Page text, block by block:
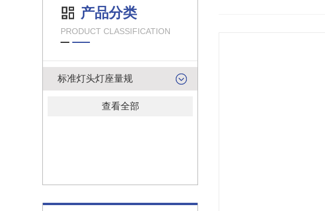
产品分类
PRODUCT CLASSIFICATION
标准灯头灯座量规
查看全部